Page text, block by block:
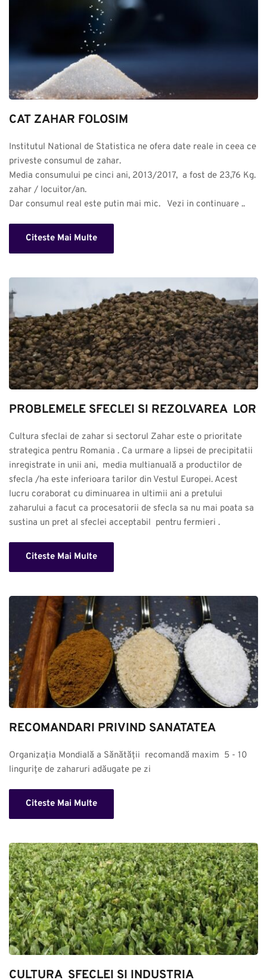
CAT ZAHAR FOLOSIM
Institutul National de Statistica ne ofera date reale in ceea ce
priveste consumul de zahar.
Media consumului pe cinci ani, 2013/2017,  a fost de 23,76 Kg.
zahar / locuitor/an.
Dar consumul real este putin mai mic.   Vezi in continuare ..
Citeste Mai Multe
PROBLEMELE SFECLEI SI REZOLVAREA  LOR
Cultura sfeclai de zahar si sectorul Zahar este o prioritate
strategica pentru Romania . Ca urmare a lipsei de precipitatii
inregistrate in unii ani,  media multianuală a productilor de
sfecla /ha este inferioara tarilor din Vestul Europei. Acest
lucru coraborat cu diminuarea in ultimii ani a pretului
zaharului a facut ca procesatorii de sfecla sa nu mai poata sa
sustina un pret al sfeclei acceptabil  pentru fermieri .
Citeste Mai Multe
RECOMANDARI PRIVIND SANATATEA
Organizația Mondială a Sănătății  recomandă maxim  5 - 10
lingurițe de zaharuri adăugate pe zi
Citeste Mai Multe
CULTURA  SFECLEI SI INDUSTRIA